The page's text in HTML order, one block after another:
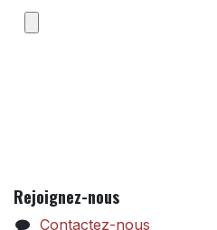
Rejoignez-nous
Contactez-nous